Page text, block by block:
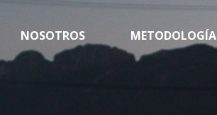
NOSOTROS METODOLOGÍA